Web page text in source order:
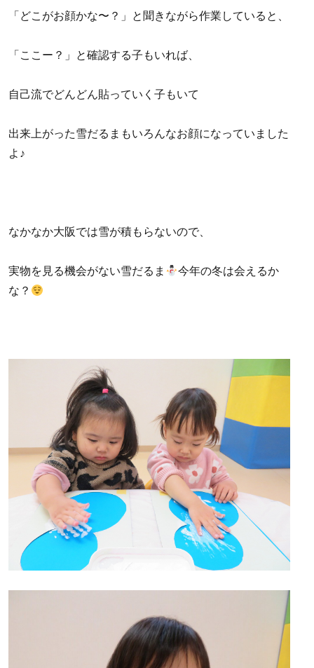
「どこがお顔かな〜？」と聞きながら作業していると、
「ここー？」と確認する子もいれば、
自己流でどんどん貼っていく子もいて
出来上がった雪だるまもいろんなお顔になっていました
よ♪
なかなか大阪では雪が積もらないので、
実物を見る機会がない雪だるま
今年の冬は会えるか
な？